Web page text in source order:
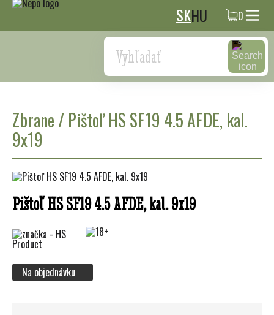
SKHU 0
Search
Zbrane/Pištoľ HS SF19 4.5 AFDE, kal.
9x19
Pištoľ HS SF19 4.5 AFDE, kal. 9x19
Na objednávku